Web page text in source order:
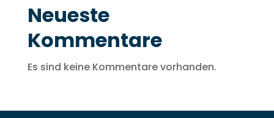
Neueste
Kommentare
Es sind keine Kommentare vorhanden.